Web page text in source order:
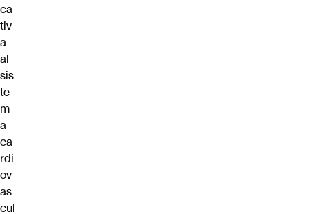
ca
tiv
a
al
sis
te
m
a
ca
rdi
ov
as
cul